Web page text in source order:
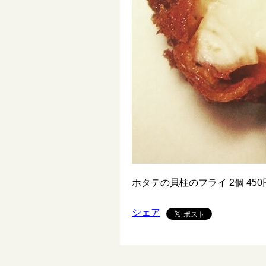
ホタテの貝柱のフライ 2個 450
シェア